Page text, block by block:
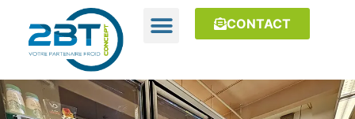
CONTACT